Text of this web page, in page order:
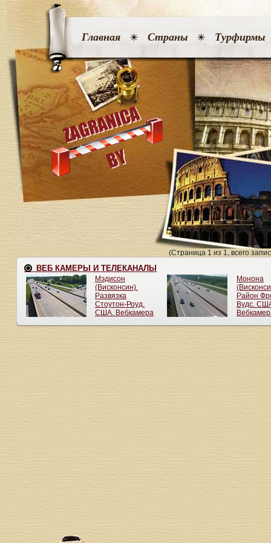
Главная Страны Турфирмы
(Страница 1 из 1, всего